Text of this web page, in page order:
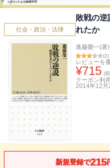
社会・政治・法律
敗戦の
れたか
進藤榮一(著)
(2)
レビューを
¥715 (
クーポン利
2014年12月
新規登録で215